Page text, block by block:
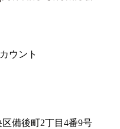
ウント
区備後町2丁目4番9号